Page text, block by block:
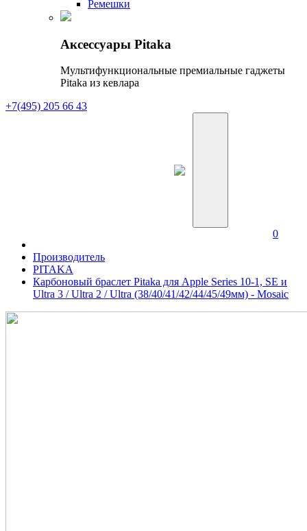
Ремешки
Аксессуары Pitaka
Мультифункциональные премиальные гаджеты
Pitaka из кевлара
+7(495) 205 66 43
0
Производитель
PITAKA
Карбоновый браслет Pitaka для Apple Series 10-1, SE и
Ultra 3 / Ultra 2 / Ultra (38/40/41/42/44/45/49мм) - Mosaic